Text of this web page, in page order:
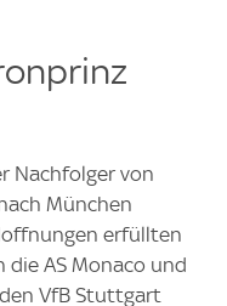
Nachfolger von
München
erfüllten
die AS Monaco und
VfB Stuttgart